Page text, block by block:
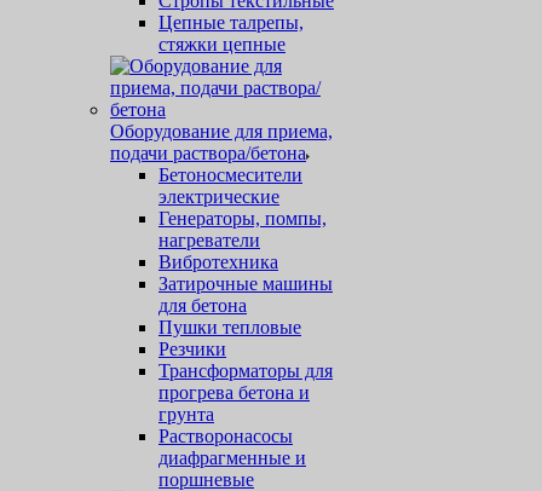
Цепные талрепы,
стяжки цепные
Оборудование для приема,
подачи раствора/бетона
Бетоносмесители
электрические
Генераторы, помпы,
нагреватели
Вибротехника
Затирочные машины
для бетона
Пушки тепловые
Резчики
Трансформаторы для
прогрева бетона и
грунта
Растворонасосы
диафрагменные и
поршневые